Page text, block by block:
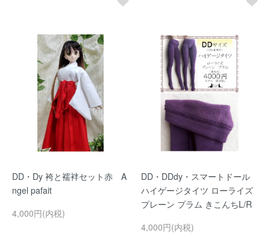
DD・Dy 袴と襦袢セット赤 A
ngel pafait
4,000円(内税)
DD・DDdy・スマートドール
ハイゲージタイツ ローライズ
プレーン プラム きこんちL/R
4,000円(内税)